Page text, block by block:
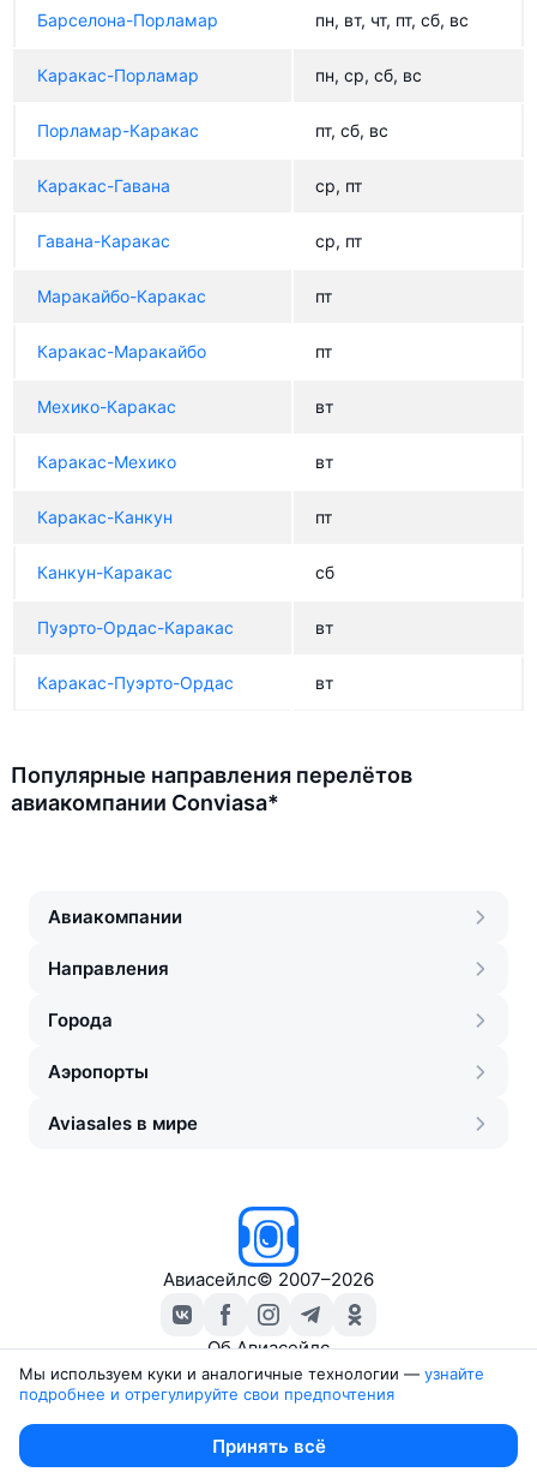
Барселона-Порламар пн, вт, чт, пт, сб, вс
Каракас-Порламар пн, ср, сб, вс
Порламар-Каракас пт, сб, вс
Каракас-Гавана ср, пт
Гавана-Каракас ср, пт
Маракайбо-Каракас пт
Каракас-Маракайбо пт
Мехико-Каракас вт
Каракас-Мехико вт
Каракас-Канкун пт
Канкун-Каракас сб
Пуэрто-Ордас-Каракас вт
Каракас-Пуэрто-Ордас вт
Популярные направления перелётов
авиакомпании Conviasa*
Авиакомпании
Направления
Города
Аэропорты
Aviasales в мире
Авиасейлс© 2007–2026
Об Авиасейлс
Пресс‑центр
Travelpayouts
Юридические документы
Мы используем куки и аналогичные технологии — узнайте
подробнее и отрегулируйте свои предпочтения
Принять всё